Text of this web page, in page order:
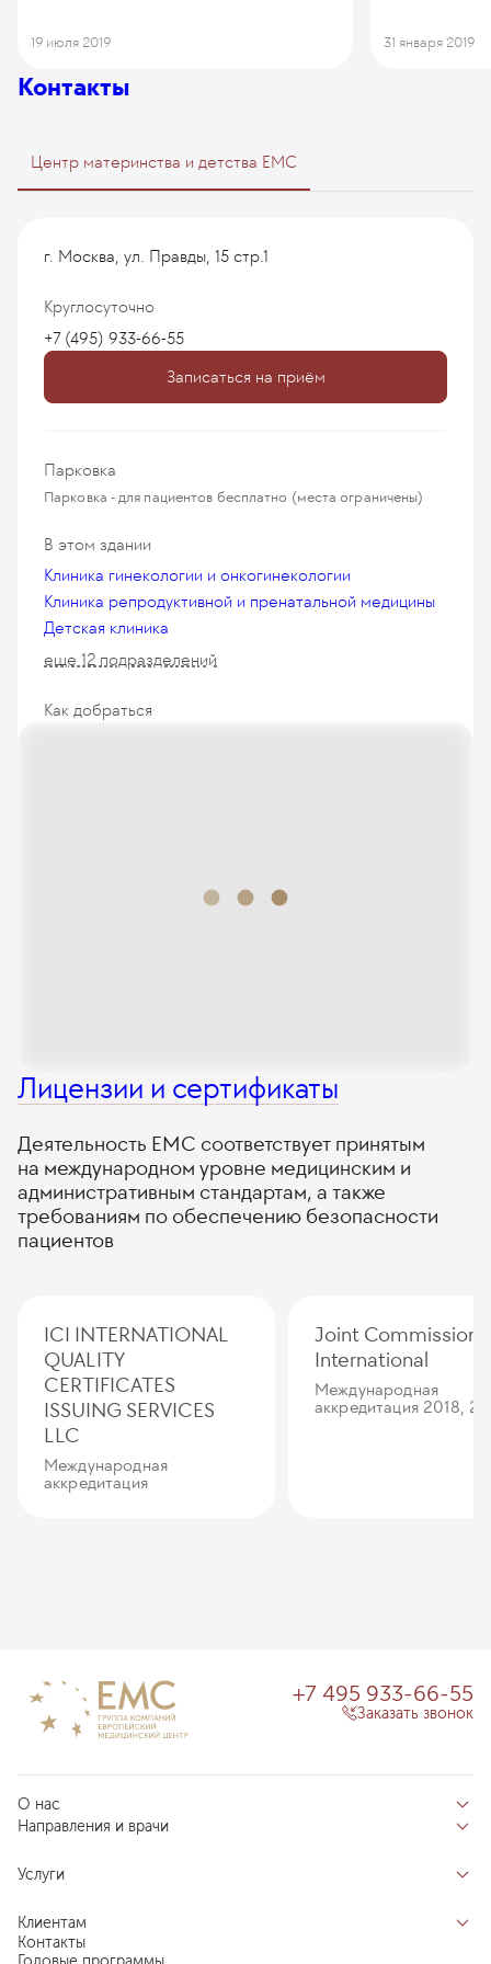
19 июля 2019 31 января 2019
Контакты
Центр материнства и детства EMC
г. Москва, ул. Правды, 15 стр.1
Круглосуточно
+7 (495) 933-66-55
Записаться на приём
Парковка
Парковка - для пациентов бесплатно (места ограничены)
В этом здании
Клиника гинекологии и онкогинекологии
Клиника репродуктивной и пренатальной медицины
Детская клиника
еще 12 подразделений
Как добраться
Лицензии и сертификаты
Деятельность ЕМС соответствует принятым
на международном уровне медицинским и
административным стандартам, а также
требованиям по обеспечению безопасности
пациентов
ICI INTERNATIONAL
QUALITY
CERTIFICATES
ISSUING SERVICES
LLC
Международная
аккредитация
Joint Commission
International
Международная
аккредитация 2018,
О нас
Отзывы пациентов
О клинике
Новости
Специалистам
Направления и врачи
Направления
Центры компетенций
Услуги
Индивидуальный план здоровья
Клиентам
Запись на прием
Контакты
+7 495 933-66-55
Заказать звонок